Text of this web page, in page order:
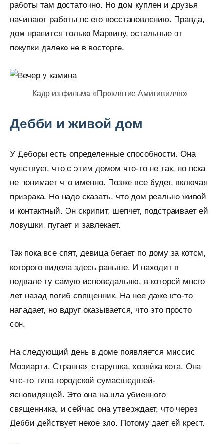
работы там достаточно. Но дом куплен и друзья
начинают работы по его восстановлению. Правда,
дом нравится только Марвину, остальные от
покупки далеко не в восторге.
Кадр из фильма «Проклятие Амитивилля»
Дебби и живой дом
У Деборы есть определенные способности. Она
чувствует, что с этим домом что-то не так, но пока
не понимает что именно. Позже все будет, включая
призрака. Но надо сказать, что дом реально живой
и контактный. Он скрипит, шепчет, подстраивает ей
ловушки, пугает и завлекает.
Так пока все спят, девица бегает по дому за котом,
которого видела здесь раньше. И находит в
подвале ту самую исповедальню, в которой много
лет назад погиб священник. На нее даже кто-то
нападает, но вдруг оказывается, что это просто
сон.
На следующий день в доме появляется миссис
Мориарти. Странная старушка, хозяйка кота. Она
что-то типа городской сумасшедшей-
ясновидящей. Это она нашла убиенного
священника, и сейчас она утверждает, что через
Дебби действует некое зло. Потому дает ей крест.